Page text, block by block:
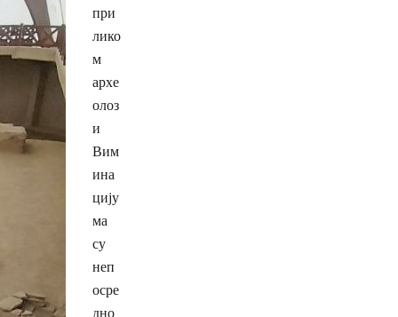
при
лико
м
архе
олоз
и
Вим
ина
цију
ма
су
неп
осре
дно